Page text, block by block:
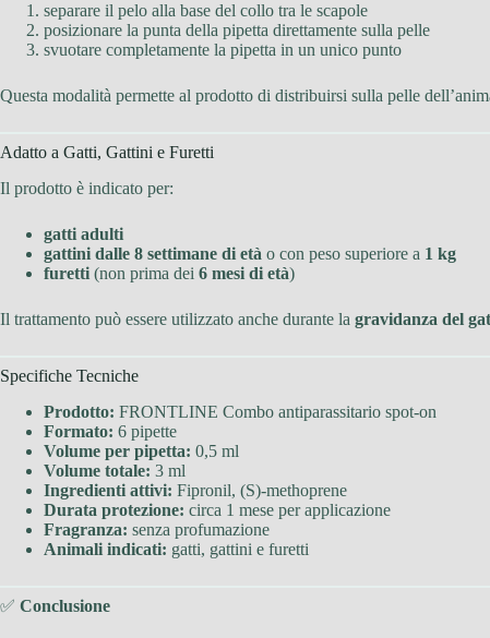
separare il pelo alla base del collo tra le scapole
posizionare la punta della pipetta direttamente sulla pelle
svuotare completamente la pipetta in un unico punto
Questa modalità permette al prodotto di distribuirsi sulla pelle
Adatto a Gatti, Gattini e Furetti
Il prodotto è indicato per:
gatti adulti
gattini dalle 8 settimane di età o con peso superiore a 1 kg
furetti (non prima dei 6 mesi di età)
Il trattamento può essere utilizzato anche durante la gravidanza del
Specifiche Tecniche
Prodotto: FRONTLINE Combo antiparassitario spot-on
Formato: 6 pipette
Volume per pipetta: 0,5 ml
Volume totale: 3 ml
Ingredienti attivi: Fipronil, (S)-methoprene
Durata protezione: circa 1 mese per applicazione
Fragranza: senza profumazione
Animali indicati: gatti, gattini e furetti
✅ Conclusione